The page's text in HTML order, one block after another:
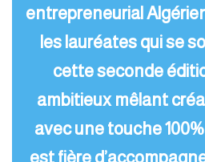
entrepreneurial
les lauréates qui se
cette seconde
ambitieux mêlant
avec une touche
est fière